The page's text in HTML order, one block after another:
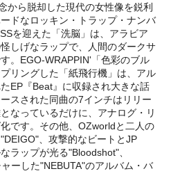
から脱却した現代の女性像を鋭利
ドなロッキン・トラップ・ナンバ
を迎えた「洗脳」は、アラビア
しげなラップで、人間のダークサ
。EGO-WRAPPIN'「色彩のブル
リングした「紙飛行機」は、アル
EP『Beat』に収録され大きな話
スされた同曲の7インチはリリー
なっているだけに、アナログ・リ
です。その他、OZworldと二人の
、攻撃的なビートとJP
ラップが光る"Bloodshot"、
ーした"NEBUTA"のアルバム・バ